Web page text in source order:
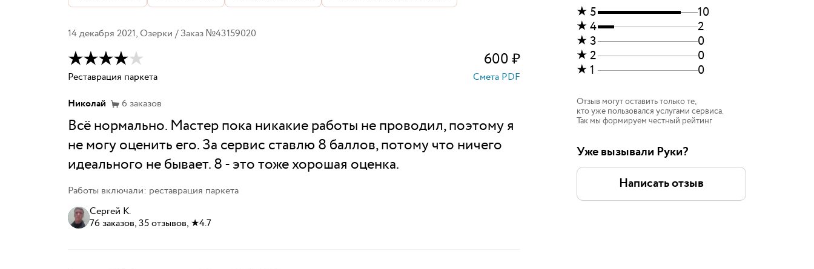
14 декабря 2021,Озерки / Заказ №43159020
600₽
Реставрация паркета
Смета PDF
Николай
6 заказов
Всё нормально. Мастер пока никакие работы не проводил, поэтому я
не могу оценить его. За сервис ставлю 8 баллов, потому что ничего
идеального не бывает. 8 - это тоже хорошая оценка.
Работы включали: реставрация паркета
Сергей К.
76 заказов, 35 отзывов, ★4.7
5
10
4
2
3
0
2
0
1
0
Отзыв могут оставить только те,
кто уже пользовался услугами сервиса.
Так мы формируем честный рейтинг
Уже вызывали Руки?
Написать отзыв